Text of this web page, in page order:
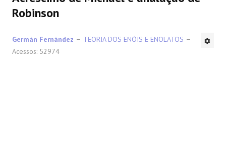
QUIMICA ORGANICA
ORGÂNICO AVANÇADO
Robinson
Germán Fernández
TEORIA DOS ENÓIS E ENOLATOS
Acessos: 52974